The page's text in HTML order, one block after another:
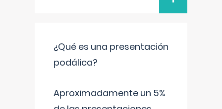
¿Qué es una presentación
podálica?
Aproximadamente un 5%